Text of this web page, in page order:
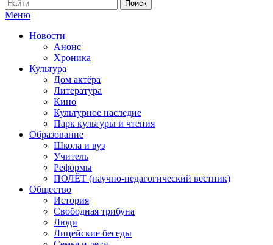
Меню
Новости
Анонс
Хроника
Культура
Дом актёра
Литература
Кино
Культурное наследие
Парк культуры и чтения
Образование
Школа и вуз
Учитель
Реформы
ПОЛЁТ (научно-педагогический вестник)
Общество
История
Свободная трибуна
Люди
Лицейские беседы